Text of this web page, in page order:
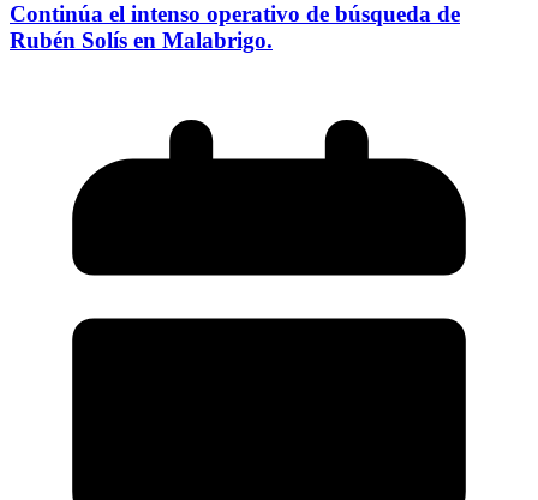
Continúa el intenso operativo de búsqueda de
Rubén Solís en Malabrigo.